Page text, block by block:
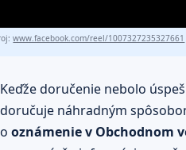
www.facebook.com/reel/1007327235327661
Keďže doručenie nebolo
doručuje náhradným
o oznámenie v Obchodnom